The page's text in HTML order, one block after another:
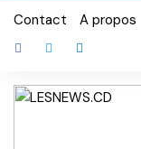
Skip
content
Contact A propos